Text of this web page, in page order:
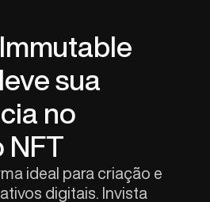
sua
no
NFT
ideal para criação e
digitais. Invista